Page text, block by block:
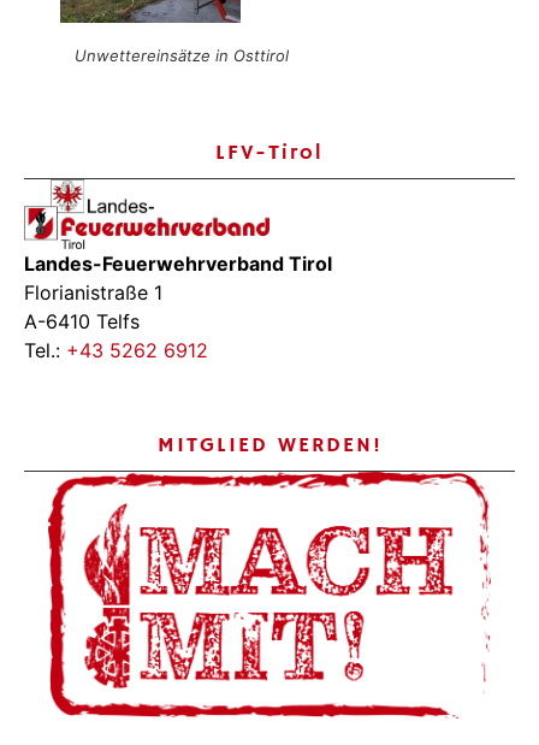
Unwettereinsätze in Osttirol
LFV-Tirol
Landes-Feuerwehrverband Tirol
Florianistraße 1
A-6410 Telfs
Tel.: +43 5262 6912
MITGLIED WERDEN!